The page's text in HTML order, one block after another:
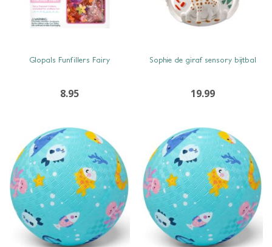
Glopals Funfillers Fairy
8.95
Sophie de giraf sensory bijtbal
19.99